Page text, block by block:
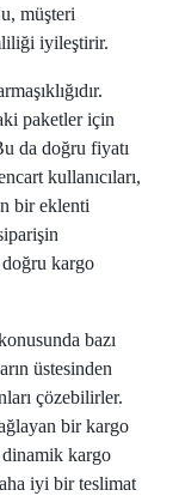
müşteri
iyileştirir.
paketler için
da doğru fiyatı
kullanıcıları,
bir eklenti
kargo
bazı
üstesinden
çözebilirler.
bir kargo
kargo
iyi bir teslimat